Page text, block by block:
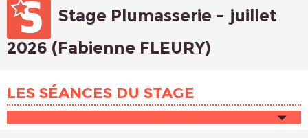
ATELIERS À L’ANNÉE
STAGES PONCTUELS
S’INSCRIRE
Stage Plumasserie - juillet
2026 (Fabienne FLEURY)
LES SÉANCES DU STAGE